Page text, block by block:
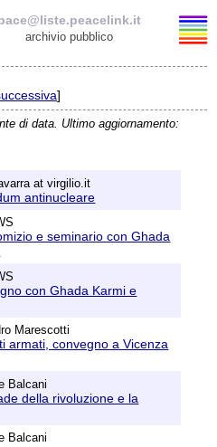
archivio pubblico
]
di data. Ultimo aggiornamento:
at virgilio.it
antinucleare
e seminario con Ghada
con Ghada Karmi e
Marescotti
armati, convegno a Vicenza
Balcani
della rivoluzione e la
Balcani